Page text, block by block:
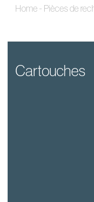
Home - Pièces de
cartouches